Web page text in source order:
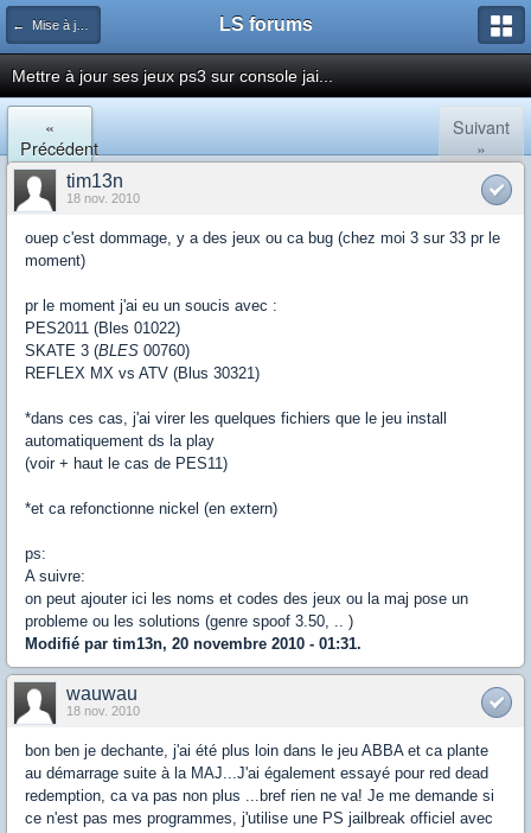
← Mise à jour, XMB LS forums
Mettre à jour ses jeux ps3 sur console jai...
«
Précédent
Suivant
»
tim13n
18 nov. 2010
ouep c'est dommage, y a des jeux ou ca bug (chez moi 3 sur 33 pr le
moment)
pr le moment j'ai eu un soucis avec :
PES2011 (Bles 01022)
SKATE 3 (BLES 00760)
REFLEX MX vs ATV (Blus 30321)
*dans ces cas, j'ai virer les quelques fichiers que le jeu install
automatiquement ds la play
(voir + haut le cas de PES11)
*et ca refonctionne nickel (en extern)
ps:
A suivre:
on peut ajouter ici les noms et codes des jeux ou la maj pose un
probleme ou les solutions (genre spoof 3.50, .. )
Modifié par tim13n, 20 novembre 2010 - 01:31.
wauwau
18 nov. 2010
bon ben je dechante, j'ai été plus loin dans le jeu ABBA et ca plante
au démarrage suite à la MAJ...J'ai également essayé pour red dead
redemption, ca va pas non plus ...bref rien ne va! Je me demande si
ce n'est pas mes programmes, j'utilise une PS jailbreak officiel avec